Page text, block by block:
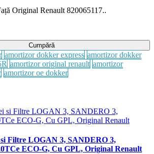
Original Renault 820065117..
Cumpără
amortizor dokker express amortizor dokker
amortizor original renault amortizor
amortizor oe dokker
si Filtre LOGAN 3, SANDERO 3,
ECO-G, Cu GPL, Original Renault